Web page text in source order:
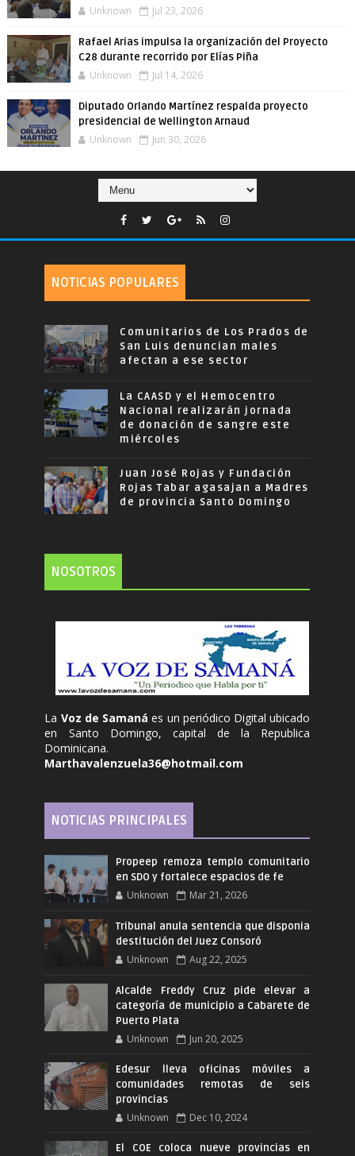
Unknown Jul 23, 2026
Rafael Arias impulsa la organización del Proyecto
C28 durante recorrido por Elías Piña
Unknown Jul 14, 2026
Diputado Orlando Martínez respalda proyecto
presidencial de Wellington Arnaud
Unknown Jun 30, 2026
NOTICIAS POPULARES
Comunitarios de Los Prados de
San Luis denuncian males
afectan a ese sector
La CAASD y el Hemocentro
Nacional realizarán jornada
de donación de sangre este
miércoles
Juan José Rojas y Fundación
Rojas Tabar agasajan a Madres
de provincia Santo Domingo
NOSOTROS
La Voz de Samanáes un periódico Digital ubicado
en Santo Domingo, capital de la Republica
Dominicana.
Marthavalenzuela36@hotmail.com
NOTICIAS PRINCIPALES
Propeep remoza templo comunitario
en SDO y fortalece espacios de fe
Unknown Mar 21, 2026
Tribunal anula sentencia que disponia
destitución del Juez Consoró
Unknown Aug 22, 2025
Alcalde Freddy Cruz pide elevar a
categoría de municipio a Cabarete de
Puerto Plata
Unknown Jun 20, 2025
Edesur lleva oficinas móviles a
comunidades remotas de seis
provincias
Unknown Dec 10, 2024
El COE coloca nueve provincias en